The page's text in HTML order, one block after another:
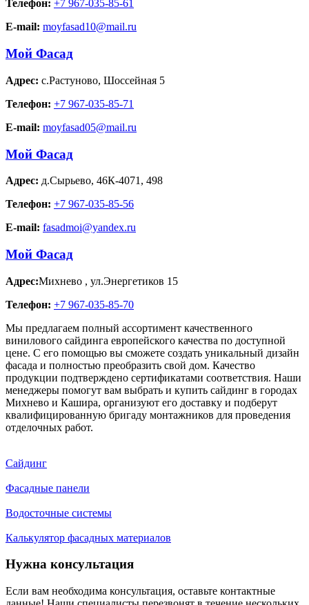
Телефон: +7 967-035-85-61
E-mail: moyfasad10@mail.ru
Мой Фасад
Адрес: с.Растуново, Шоссейная 5
Телефон: +7 967-035-85-71
E-mail: moyfasad05@mail.ru
Мой Фасад
Адрес: д.Сырьево, 46К-4071, 498
Телефон: +7 967-035-85-56
E-mail: fasadmoi@yandex.ru
Мой Фасад
Адрес:Михнево , ул.Энергетиков 15
Телефон: +7 967-035-85-70
Мы предлагаем полный ассортимент качественного
винилового сайдинга европейского качества по доступной
цене. С его помощью вы сможете создать уникальный дизайн
фасада и полностью преобразить свой дом. Качество
продукции подтверждено сертификатами соответствия. Наши
менеджеры помогут вам выбрать и купить сайдинг в городах
Михнево и Кашира, организуют его доставку и подберут
квалифицированную бригаду монтажников для проведения
отделочных работ.
Сайдинг
Фасадные панели
Водосточные системы
Калькулятор фасадных материалов
Нужна консультация
Если вам необходима консультация, оставьте контактные